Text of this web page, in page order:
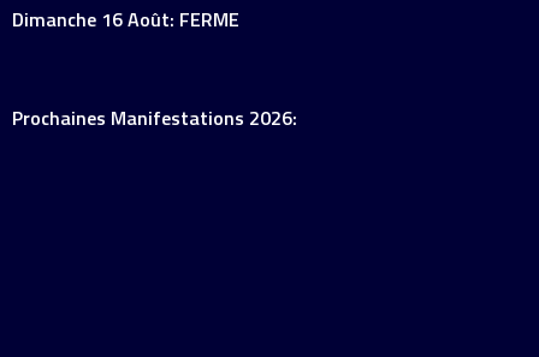
Dimanche 16 Août: FERME
Prochaines Manifestations 2026: